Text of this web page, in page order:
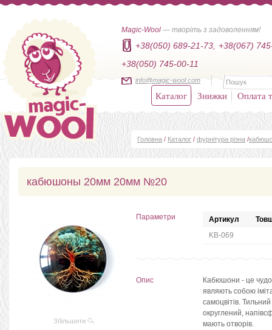
Magic-Wool — творіть з задоволенням!
+38(050) 689-21-73,
+38(067)
+38(050) 745-00-11
info@magic-wool.com
Каталог Знижки Оплата
Головна / Каталог / фурнітура різна /
кабюшоны 20мм 20мм №20
Збільшити
Параметри Артикул
KB-069
Опис
Кабюшони - це
являють собою
самоцвітів.
округлений,
мають отворів.